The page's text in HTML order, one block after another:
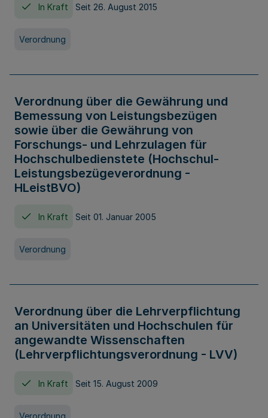
In Kraft Seit 26. August 2015
Verordnung
Verordnung über die Gewährung und
Bemessung von Leistungsbezügen
sowie über die Gewährung von
Forschungs- und Lehrzulagen für
Hochschulbedienstete (Hochschul-
Leistungsbezügeverordnung -
HLeistBVO)
In Kraft Seit 01. Januar 2005
Verordnung
Verordnung über die Lehrverpflichtung
an Universitäten und Hochschulen für
angewandte Wissenschaften
(Lehrverpflichtungsverordnung - LVV)
In Kraft Seit 15. August 2009
Verordnung